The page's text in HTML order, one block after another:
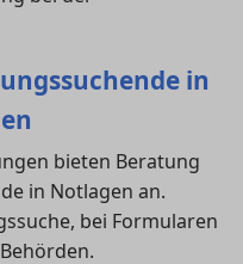
in
bieten Beratung
in Notlagen an.
bei Formularen